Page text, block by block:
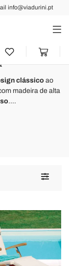
info@viadurini.pt
Jardim -
clássico ao
madeira de alta
....
Toggle